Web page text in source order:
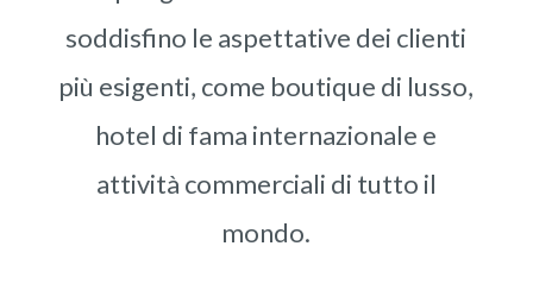
soddisfino le aspettative dei clienti
più esigenti, come boutique di lusso,
hotel di fama internazionale e
attività commerciali di tutto il
mondo.